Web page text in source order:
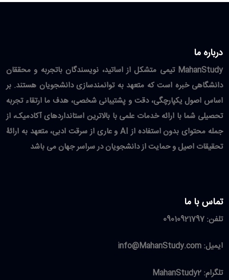
درباره ما
MahanStudy تیمی متشکل از اساتید، نویسندگان باتجربه و محققان
دانشگاهی خبره است که متعهد به توانمندسازی دانشجویان هستند. بر
اساس اصول یکپارچگی، دقت و پشتیبانی شخصی، هدف ما ارتقاء تجربه
تحصیلی شما با ارائه خدمات علمی با بالاترین استانداردهای آکادمیک، از
جمله محتوای بدون استفاده از AI و عاری از سرقت ادبی، متعهد به ارائۀ
تحقیقات اصیل و حمایت از دانشجویان در سراسر جهان می باشد
تماس با ما
تلفن: 09010921797
ایمیل: info@MahanStudy.com
تلگرام: MahanStudy2